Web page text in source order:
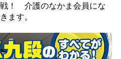
！ 介護のなかま会員にな
ます。